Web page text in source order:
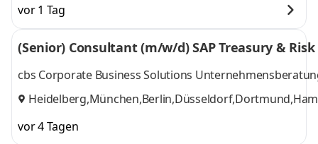
Hannover, Berlin,
Dortmund, Leipzig,
Essen, Nürnberg,
Freiburg,
Mannheim,
Leipzig, Essen,
Nürnberg, Freiburg,
Mannheim
und 8
weitere
vor 1 Tag
(Senior) Consultant (m/w/d) SAP Treasury &
cbs Corporate Business Solutions
vor 4 Tagen